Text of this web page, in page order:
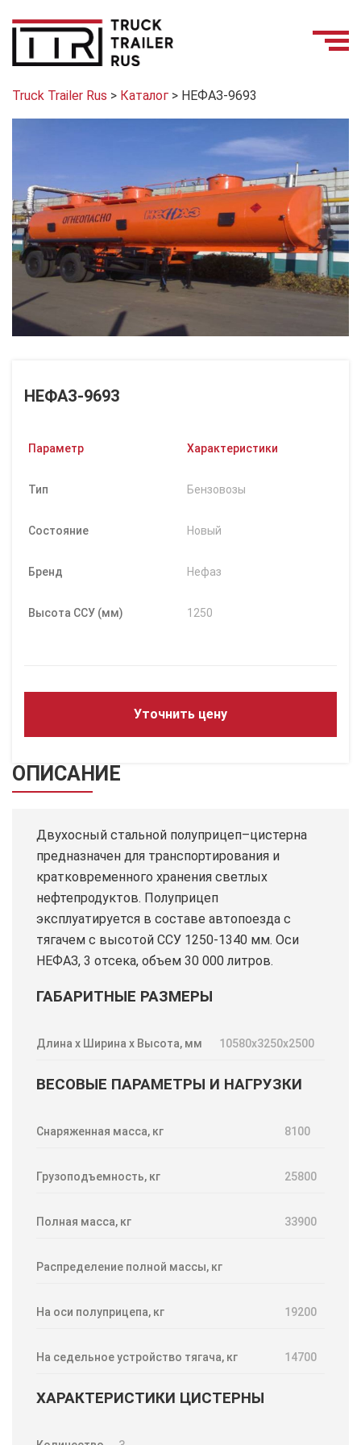
Truck Trailer Rus > Каталог > НЕФАЗ-9693
НЕФАЗ-9693
Параметр Характеристики
Тип Бензовозы
Состояние Новый
Бренд Нефаз
Высота ССУ (мм) 1250
Уточнить цену
ОПИСАНИЕ
Двухосный стальной полуприцеп–цистерна
предназначен для транспортирования и
кратковременного хранения светлых
нефтепродуктов. Полуприцеп
эксплуатируется в составе автопоезда с
тягачем с высотой ССУ 1250-1340 мм. Оси
НЕФАЗ, 3 отсека, объем 30 000 литров.
ГАБАРИТНЫЕ РАЗМЕРЫ
Длина х Ширина х Высота, мм 10580х3250х2500
ВЕСОВЫЕ ПАРАМЕТРЫ И НАГРУЗКИ
Снаряженная масса, кг 8100
Грузоподъемность, кг 25800
Полная масса, кг 33900
Распределение полной массы, кг
На оси полуприцепа, кг 19200
На седельное устройство тягача, кг 14700
ХАРАКТЕРИСТИКИ ЦИСТЕРНЫ